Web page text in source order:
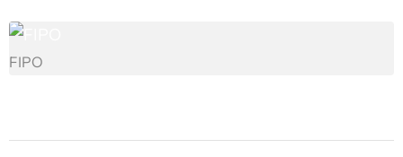
FIPO